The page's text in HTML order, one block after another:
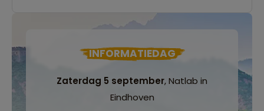
INFORMATIEDAG
Zaterdag 5 september, Natlab in
Eindhoven